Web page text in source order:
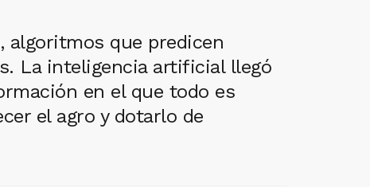
algoritmos que predicen
La inteligencia artificial llegó
en el que todo es
el agro y dotarlo de